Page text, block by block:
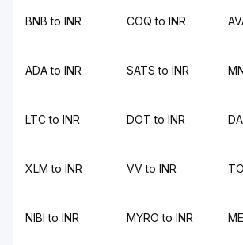
BNB to INR COQ to INR
ADA to INR SATS to INR
LTC to INR DOT to INR
XLM to INR VV to INR
NIBI to INR MYRO to INR